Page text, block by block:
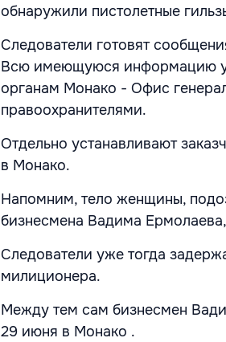
обнаружили пистолетные
Следователи готовят
Всю имеющуюся информацию
органам Монако - Офис
правоохранителями.
Отдельно устанавливают
в Монако.
Напомним, тело женщины,
бизнесмена Вадима Ермолаева,
Следователи уже тогда
милиционера.
Между тем сам бизнесмен
29 июня в Монако .